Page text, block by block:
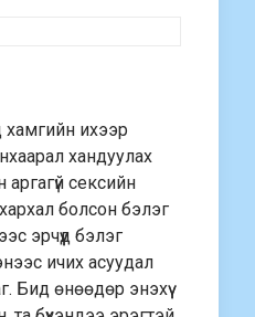
хамгийн ихээр
хандуулах
аргагүй сексийн
болсон бэлэг
эрчүүд бэлэг
ичих асуудал
Бид өнөөдөр энэхүү